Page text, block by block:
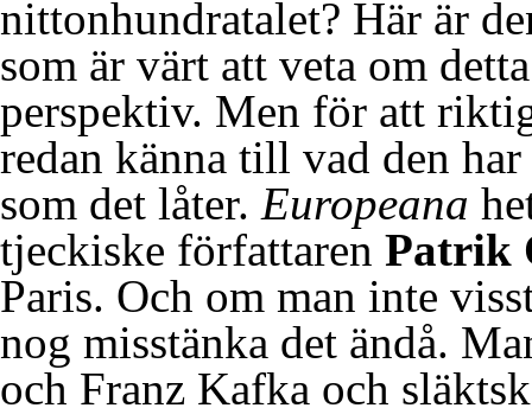
nittonhundratalet? Här är
som är värt att veta om
perspektiv. Men för att
redan känna till vad den
som det låter. Europeana
tjeckiske författaren Patrik
Paris. Och om man inte
nog misstänka det ändå.
och Franz Kafka och